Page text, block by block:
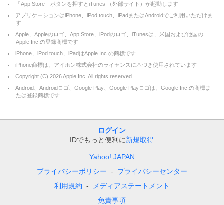
「App Store」ボタンを押すとiTunes （外部サイト）が起動します
アプリケーションはiPhone、iPod touch、iPadまたはAndroidでご利用いただけま
す
Apple、Appleのロゴ、App Store、iPodのロゴ、iTunesは、米国および他国の
Apple Inc.の登録商標です
iPhone、iPod touch、iPadはApple Inc.の商標です
iPhone商標は、アイホン株式会社のライセンスに基づき使用されています
Copyright (C) 2026Apple Inc. All rights reserved.
Android、Androidロゴ、Google Play、Google Playロゴは、Google Inc.の商標ま
たは登録商標です
ログイン
IDでもっと便利に新規取得
Yahoo! JAPAN
プライバシーポリシー
プライバシーセンター
利用規約
メディアステートメント
免責事項